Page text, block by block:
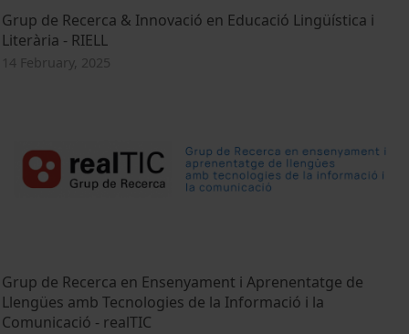
Grup de Recerca & Innovació en Educació Lingüística i
Literària - RIELL
14 February, 2025
Grup de Recerca en Ensenyament i Aprenentatge de
Llengües amb Tecnologies de la Informació i la
Comunicació - realTIC